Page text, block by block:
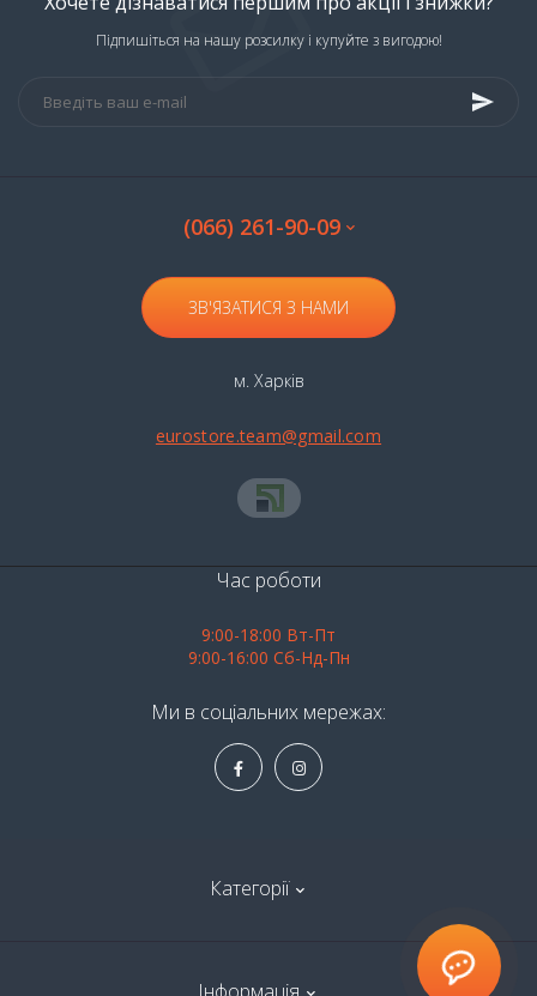
Підпишіться на нашу розсилку і купуйте з вигодою!
(066) 261-90-09
ЗВ'ЯЗАТИСЯ З НАМИ
м. Харків
eurostore.team@gmail.com
Категорії
Час роботи
9:00-18:00 Вт-Пт
9:00-16:00 Сб-Нд-Пн
Ми в соціальних мережах: